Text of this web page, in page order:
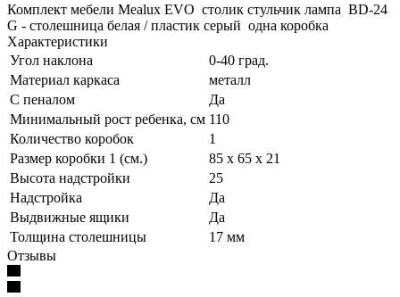
Комплект мебели Mealux EVO столик стульчик лампа BD-24
G - столешница белая / пластик серый одна коробка
Характеристики
Угол наклона
0-40 град.
Материал каркаса
металл
С пеналом
Да
Минимальный рост ребенка, см 110
Количество коробок
1
Размер коробки 1 (см.)
85 x 65 x 21
Высота надстройки
25
Надстройка
Да
Выдвижные ящики
Да
Толщина столешницы
17 мм
Отзывы